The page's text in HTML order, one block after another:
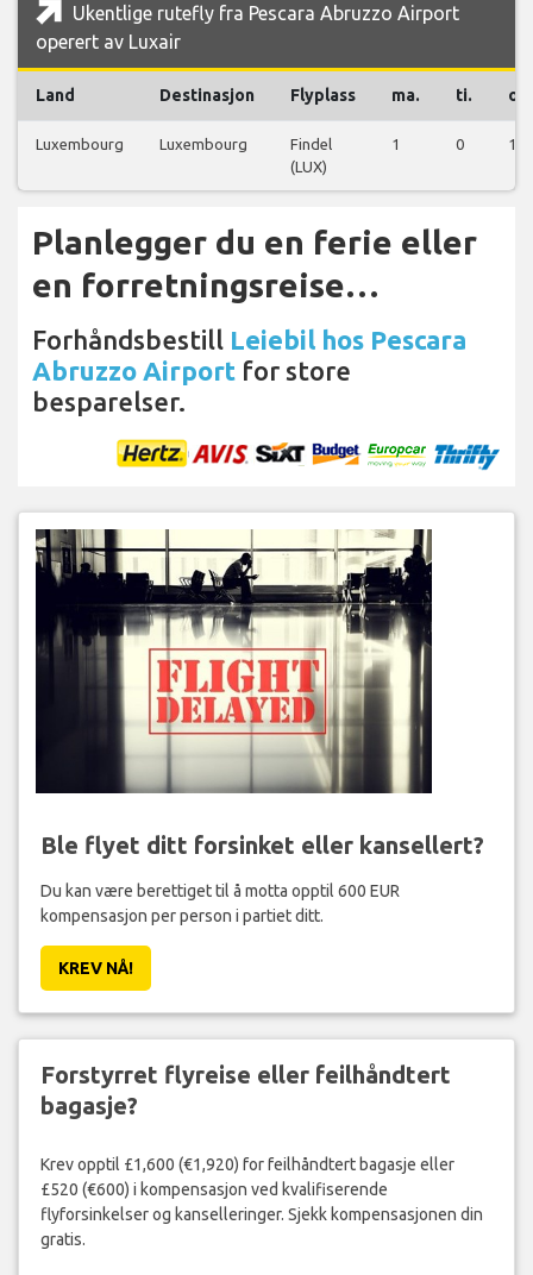
Ukentlige rutefly fra Pescara Abruzzo Airport
operert av Luxair
Land Destinasjon Flyplass ma. ti. on.
Luxembourg Luxembourg
Findel
(LUX)
1 0 1
Planlegger du en ferie eller
en forretningsreise…
Forhåndsbestill Leiebil hos Pescara
Abruzzo Airport for store
besparelser.
Ble flyet ditt forsinket eller kansellert?
Du kan være berettiget til å motta opptil 600 EUR
kompensasjon per person i partiet ditt.
KREV NÅ!
Forstyrret flyreise eller feilhåndtert
bagasje?
Krev opptil £1,600 (€1,920) for feilhåndtert bagasje eller
£520 (€600) i kompensasjon ved kvalifiserende
flyforsinkelser og kanselleringer. Sjekk kompensasjonen din
gratis.